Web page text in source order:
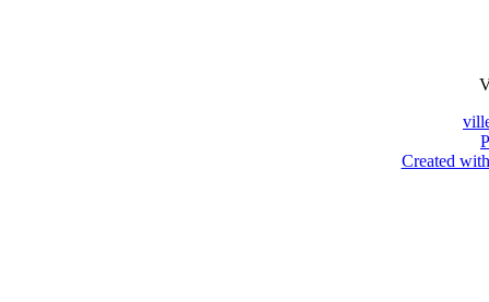
Created